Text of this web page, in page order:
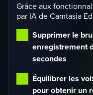
Grâce aux
par IA de Camtasia
Supprimer le
enregistrement
secondes
Équilibrer les
pour obtenir un